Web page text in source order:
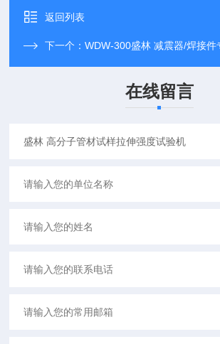
返回列表
下一个：WDW-300盛林 减震器/焊接件专用
在线留言